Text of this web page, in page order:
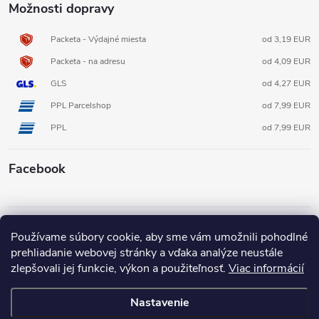
Používame súbory cookie, aby sme vám umožnili pohodlné
prehliadanie webovej stránky a vďaka analýze neustále
zlepšovali jej funkcie, výkon a použiteľnosť. Viac informácií
Nastavenie
Možnosti dopravy
Packeta - Výdajné miesta
od 3,19 EUR
Packeta - na adresu
od 4,09 EUR
GLS
od 4,27 EUR
PPL Parcelshop
od 7,99 EUR
PPL
od 7,99 EUR
Facebook